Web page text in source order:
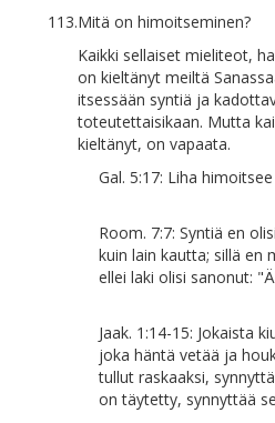
113.Mitä on himoitseminen?
Kaikki sellaiset mieliteot,
on kieltänyt meiltä
itsessään syntiä ja
toteutettaisikaan. Mutta
kieltänyt, on vapaata.
Gal. 5:17: Liha
Room. 7:7: Syntiä en
kuin lain kautta; sillä en
ellei laki olisi sanonut:
Jaak. 1:14-15: Jokaista
joka häntä vetää ja
tullut raskaaksi,
on täytetty, synnyttää